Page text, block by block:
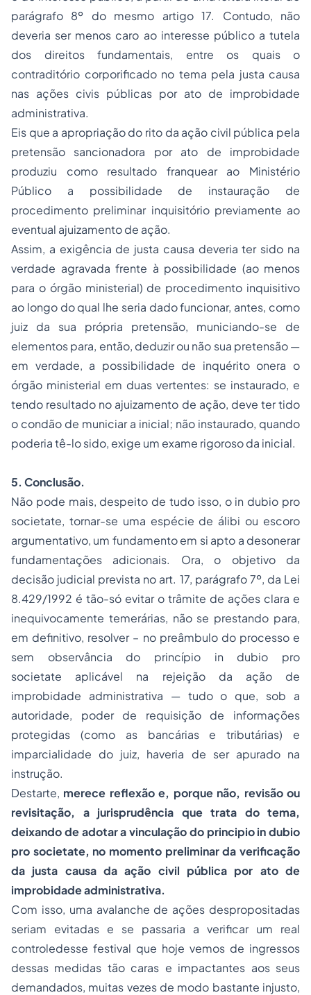
parágrafo 8º do mesmo artigo 17. Contudo, não
deveria ser menos caro ao interesse público a tutela
dos direitos fundamentais, entre os quais o
contraditório corporificado no tema pela justa causa
nas ações civis públicas por ato de improbidade
administrativa.
Eis que a apropriação do rito da ação civil pública pela
pretensão sancionadora por ato de improbidade
produziu como resultado franquear ao Ministério
Público a possibilidade de instauração de
procedimento preliminar inquisitório previamente ao
eventual ajuizamento de ação.
Assim, a exigência de justa causa deveria ter sido na
verdade agravada frente à possibilidade (ao menos
para o órgão ministerial) de procedimento inquisitivo
ao longo do qual lhe seria dado funcionar, antes, como
juiz da sua própria pretensão, municiando-se de
elementos para, então, deduzir ou não sua pretensão —
em verdade, a possibilidade de inquérito onera o
órgão ministerial em duas vertentes: se instaurado, e
tendo resultado no ajuizamento de ação, deve ter tido
o condão de municiar a inicial; não instaurado, quando
poderia tê-lo sido, exige um exame rigoroso da inicial.
5. Conclusão.
Não pode mais, despeito de tudo isso, o in dubio pro
societate, tornar-se uma espécie de álibi ou escoro
argumentativo, um fundamento em si apto a desonerar
fundamentações adicionais. Ora, o objetivo da
decisão judicial prevista no art. 17, parágrafo 7º, da Lei
8.429/1992 é tão-só evitar o trâmite de ações clara e
inequivocamente temerárias, não se prestando para,
em definitivo, resolver – no preâmbulo do processo e
sem observância do princípio in dubio pro
societate aplicável na rejeição da ação de
improbidade administrativa — tudo o que, sob a
autoridade, poder de requisição de informações
protegidas (como as bancárias e tributárias) e
imparcialidade do juiz, haveria de ser apurado na
instrução.
Destarte, merece reflexão e, porque não, revisão ou
revisitação, a jurisprudência que trata do tema,
deixando de adotar a vinculação do principioin dubio
pro societate, no momento preliminar da verificação
da justa causa da ação civil pública por ato de
improbidade administrativa.
Com isso, uma avalanche de ações despropositadas
seriam evitadas e se passaria a verificar um real
controledesse festival que hoje vemos de ingressos
dessas medidas tão caras e impactantes aos seus
demandados, muitas vezes de modo bastante injusto,